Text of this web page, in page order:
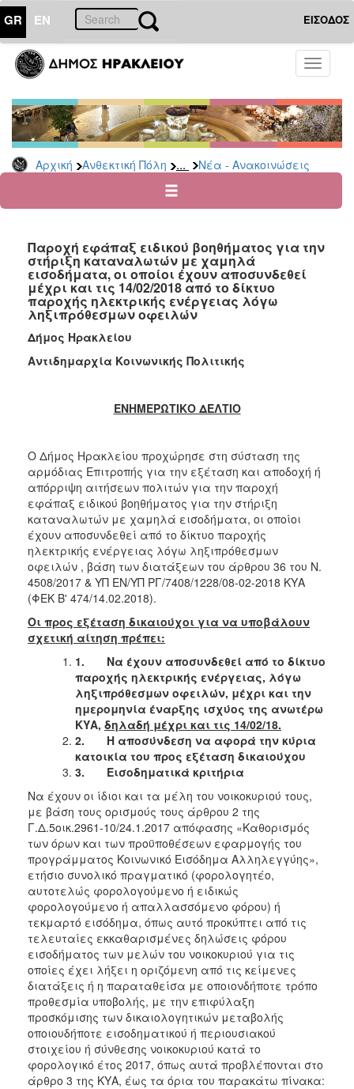
GR EN ΕΙΣΟΔΟΣ
Toggle
Αρχική Ανθεκτική Πόλη ... Νέα - Ανακοινώσεις
ΑΝΘΕΚΤΙΚΗ
ΠΟΛΗ
Κοινωνική
Πολιτική
Νέα
Ανακοινώσεις
για
Οικονομική
Αδυναμία
&
Φυσικές
Καταστροφές
Κοινοτικής
Απασχόλησης
Παιδιών
(Κ.Δ.Α.Π.)
Κέντρα
Ημερήσιας
Φροντίδας
Ηλικιωμένων
(Κ.Η.Φ.Η.)
Κ.Δ.Α.Π.Α.μεΑ.
Αδειοδότηση
&
Βρεφονηπιακών
Σταθμών
Δημοτικό
Ιατρείο
Ξενώνας
Φιλοξενίας
Γυναικών
Κέντρο
Κοινότητας
Κοινωνικό
Φαρμακείο
Κοινωνικό
Παντοπωλείο
Ισότητα
των
Φύλων
Υγεία
Αυτόματοι
Απινιδωτές
Παροχή εφάπαξ ειδικού βοηθήματος για την
στήριξη καταναλωτών με χαμηλά
εισοδήματα, οι οποίοι έχουν αποσυνδεθεί
μέχρι και τις 14/02/2018 από το δίκτυο
παροχής ηλεκτρικής ενέργειας λόγω
ληξιπρόθεσμων οφειλών
Δήμος Ηρακλείου
Αντιδημαρχία Κοινωνικής Πολιτικής
ΕΝΗΜΕΡΩΤΙΚΟ ΔΕΛΤΙΟ
Ο Δήμος Ηρακλείου προχώρησε στη σύσταση της
αρμόδιας Επιτροπής για την εξέταση και αποδοχή ή
απόρριψη αιτήσεων πολιτών για την παροχή
εφάπαξ ειδικού βοηθήματος για την στήριξη
καταναλωτών με χαμηλά εισοδήματα, οι οποίοι
έχουν αποσυνδεθεί από το δίκτυο παροχής
ηλεκτρικής ενέργειας λόγω ληξιπρόθεσμων
οφειλών , βάση των διατάξεων του άρθρου 36 του Ν.
4508/2017 & ΥΠ ΕΝ/ΥΠ ΡΓ/7408/1228/08-02-2018 ΚΥΑ
(ΦΕΚ Β' 474/14.02.2018).
Οι προς εξέταση δικαιούχοι για να υποβάλουν
σχετική αίτηση πρέπει:
1. Να έχουν αποσυνδεθεί από το δίκτυο
παροχής ηλεκτρικής ενέργειας, λόγω
ληξιπρόθεσμων οφειλών, μέχρι και την
ημερομηνία έναρξης ισχύος της ανωτέρω
ΚΥΑ, δηλαδή μέχρι και τις 14/02/18.
2. Η αποσύνδεση να αφορά την κύρια
κατοικία του προς εξέταση δικαιούχου
3. Εισοδηματικά κριτήρια
Να έχουν οι ίδιοι και τα μέλη του νοικοκυριού τους,
με βάση τους ορισμούς τους άρθρου 2 της
Γ.Δ.5οικ.2961-10/24.1.2017 απόφασης «Καθορισμός
των όρων και των προϋποθέσεων εφαρμογής του
προγράμματος Κοινωνικό Εισόδημα Αλληλεγγύης»,
ετήσιο συνολικό πραγματικό (φορολογητέο,
αυτοτελώς φορολογούμενο ή ειδικώς
φορολογούμενο ή απαλλασσόμενο φόρου) ή
τεκμαρτό εισόδημα, όπως αυτό προκύπτει από τις
τελευταίες εκκαθαρισμένες δηλώσεις φόρου
εισοδήματος των μελών του νοικοκυριού για τις
οποίες έχει λήξει η οριζόμενη από τις κείμενες
διατάξεις ή η παραταθείσα με οποιονδήποτε τρόπο
προθεσμία υποβολής, με την επιφύλαξη
προσκόμισης των δικαιολογητικών μεταβολής
οποιουδήποτε εισοδηματικού ή περιουσιακού
στοιχείου ή σύνθεσης νοικοκυριού κατά το
φορολογικό έτος 2017, όπως αυτά προβλέπονται στο
άρθρο 3 της ΚΥΑ, έως τα όρια του παρακάτω πίνακα: